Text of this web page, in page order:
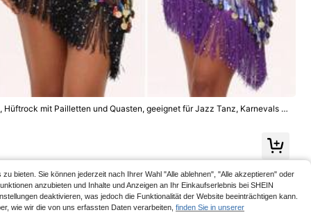
schlankheit
Rock, Bal
Aufführunge
bedeckt, g
Aufführun
NEW
Bauchschalentuch mit Pailletten und Quasten, dr
eieckiger Wickelrock für die Taille, vielseitiger Schal fü
r Anfänger, Sommer, Herbst, Halloween-Kostüm, Dame
n, Partys, Rave, Festival, Feier, Bühnenauftritt, Nachtle
ben, Strandoutfits, Accessoires
3,38€
Hüftrock mit Pailletten und Quasten, geeignet für Jazz Tanz, Karnevals A
Nachtclubs, Strände, mit bohemien-retro Stil dekorativer Kleidung.
bieten. Sie können jederzeit nach Ihrer Wahl "Alle ablehnen", "Alle akzeptieren" oder
anzubieten und Inhalte und Anzeigen an Ihr Einkaufserlebnis bei SHEIN
deaktivieren, was jedoch die Funktionalität der Website beeinträchtigen kann.
wie wir die von uns erfassten Daten verarbeiten, finden Sie in unserer